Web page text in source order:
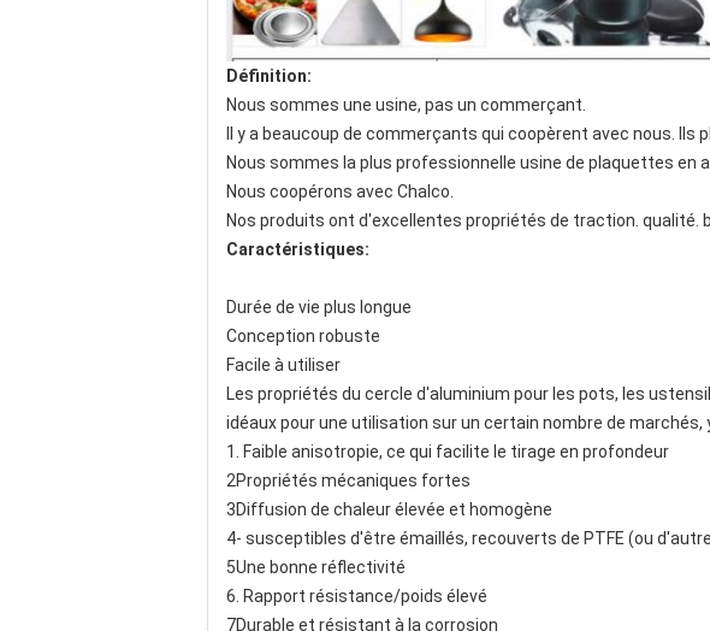
Définition:
Nous sommes une usine, pas un commerçant.
Il y a beaucoup de commerçants qui coopèrent avec nous.
Nous sommes la plus professionnelle usine de plaquettes en
Nous coopérons avec Chalco.
Nos produits ont d'excellentes propriétés de traction.
Caractéristiques:
Durée de vie plus longue
Conception robuste
Facile à utiliser
Les propriétés du cercle d'aluminium pour les pots, les
idéaux pour une utilisation sur un certain nombre de
1. Faible anisotropie, ce qui facilite le tirage en profondeur
2Propriétés mécaniques fortes
3Diffusion de chaleur élevée et homogène
4- susceptibles d'être émaillés, recouverts de PTFE (ou
5Une bonne réflectivité
6. Rapport résistance/poids élevé
7Durable et résistant à la corrosion